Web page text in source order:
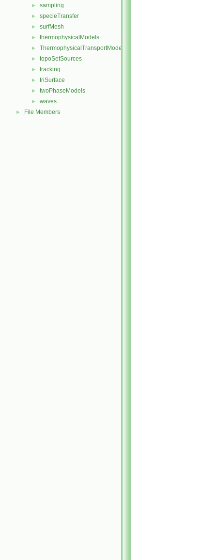
► sampling
► specieTransfer
► surfMesh
► thermophysicalModels
► ThermophysicalTransportModels
► topoSetSources
► tracking
► triSurface
► twoPhaseModels
► waves
► File Members